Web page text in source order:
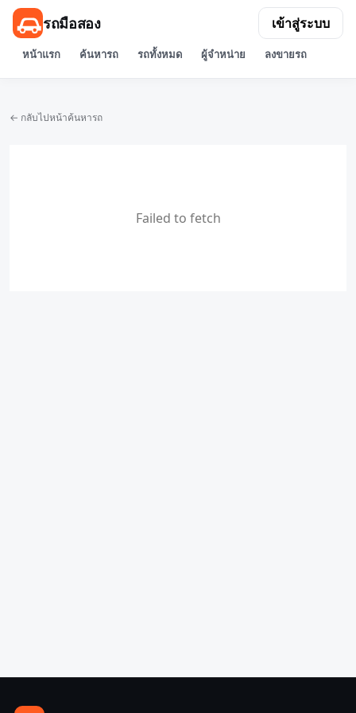
รถมือสอง
หน้าแรก ค้นหารถ รถทั้งหมด ผู้จำหน่าย ลงขายรถ
เข้าสู่ระบบ
← กลับไปหน้าค้นหารถ
Failed to fetch